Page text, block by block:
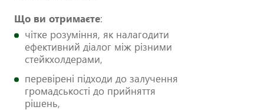
Що ви отримаєте:
чітке розуміння, як налагодити
ефективний діалог між різними
стейкхолдерами,
перевірені підходи до залучення
громадськості до прийняття
рішень,